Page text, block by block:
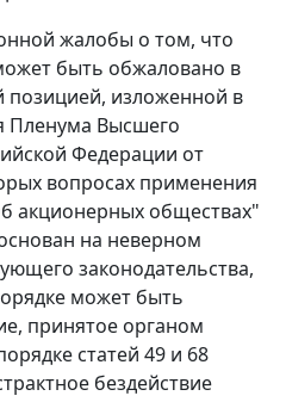
жалобы о том, что
быть обжаловано в
позицией, изложенной в
Пленума Высшего
Федерации от
вопросах применения
акционерных обществах"
на неверном
законодательства,
может быть
принятое органом
статей 49 и 68
бездействие